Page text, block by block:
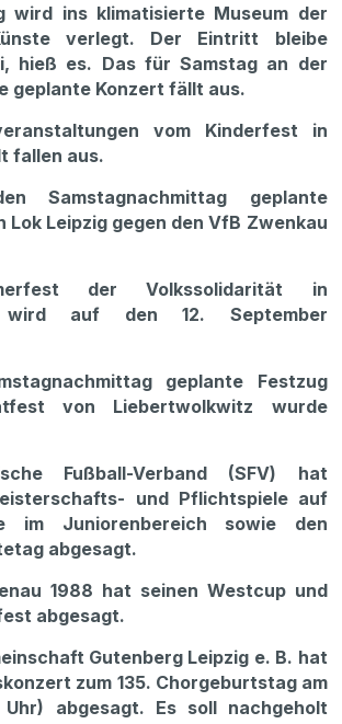
wird ins klimatisierte Museum der
verlegt. Der Eintritt bleibe
hieß es. Das für Samstag an der
geplante Konzert fällt aus.
vom Kinderfest in
fallen aus.
Samstagnachmittag geplante
Lok Leipzig gegen den VfB Zwenkau
der Volkssolidarität in
wird auf den 12. September
geplante Festzug
von Liebertwolkwitz wurde
Fußball-Verband (SFV) hat
und Pflichtspiele auf
im Juniorenbereich sowie den
abgesagt.
1988 hat seinen Westcup und
abgesagt.
Gutenberg Leipzig e. B. hat
zum 135. Chorgeburtstag am
abgesagt. Es soll nachgeholt